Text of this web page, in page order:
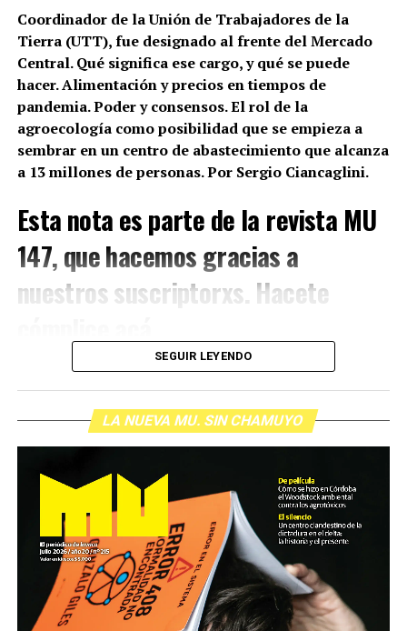
Coordinador de la Unión de Trabajadores de la
Tierra (UTT), fue designado al frente del Mercado
Central. Qué significa ese cargo, y qué se puede
hacer. Alimentación y precios en tiempos de
pandemia. Poder y consensos. El rol de la
agroecología como posibilidad que se empieza a
sembrar en un centro de abastecimiento que alcanza
a 13 millones de personas. Por Sergio Ciancaglini.
Esta nota es parte de la revista MU
147,que hacemos gracias a
nuestros suscriptorxs. Hacete
SEGUIR LEYENDO
LA NUEVA MU. SIN CHAMUYO